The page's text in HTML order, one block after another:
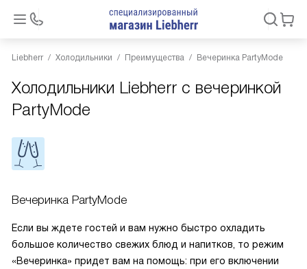
Liebherr Холодильники Преимущества Вечеринка PartyMode
Холодильники Liebherr с вечеринкой
PartyMode
Вечеринка PartyMode
Если вы ждете гостей и вам нужно быстро охладить
большое количество свежих блюд и напитков, то режим
«Вечеринка» придет вам на помощь: при его включении